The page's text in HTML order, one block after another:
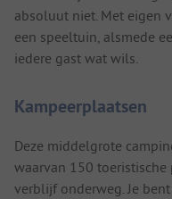
absoluut niet. Met eigen
een speeltuin, alsmede
iedere gast wat wils.
Kampeerplaatsen
Deze middelgrote
waarvan 150
verblijf onderweg. Je